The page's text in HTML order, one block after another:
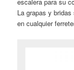
La grapas y
en cualquier